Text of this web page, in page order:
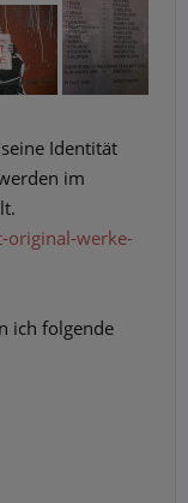
Identität
im
werke-
ich folgende